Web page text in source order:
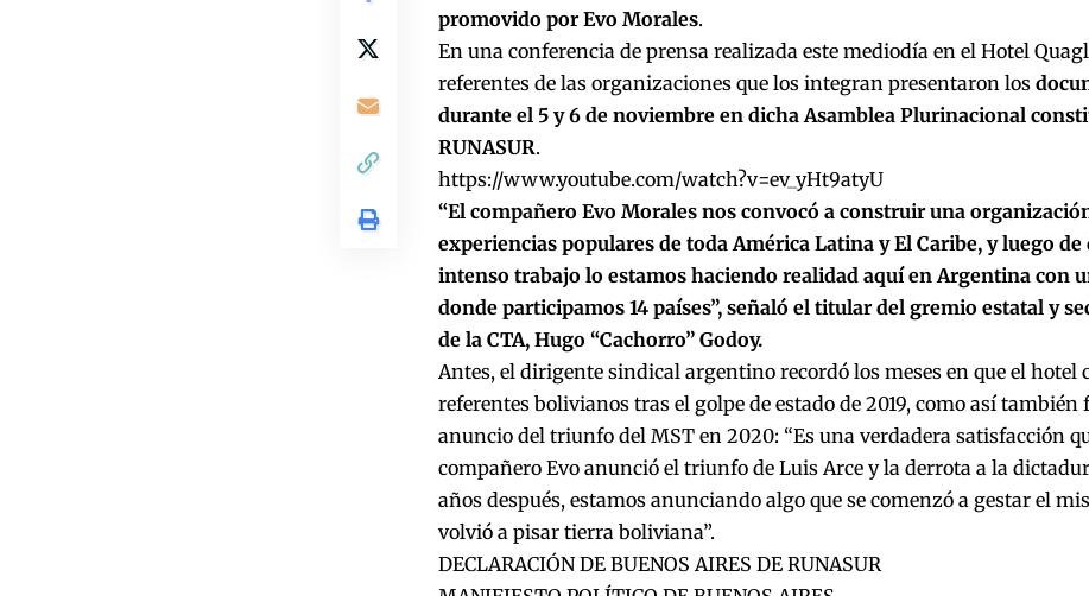
promovido por Evo Morales.
En una conferencia de prensa realizada este mediodía en el Hotel
referentes de las organizaciones que los integran presentaron los
durante el 5 y 6 de noviembre en dicha Asamblea Plurinacional
RUNASUR.
https://www.youtube.com/watch?v=ev_yHt9atyU
“El compañero Evo Morales nos convocó a construir una
experiencias populares de toda América Latina y El Caribe, y luego de
intenso trabajo lo estamos haciendo realidad aquí en Argentina con
donde participamos 14 países”, señaló el titular del gremio estatal y
de la CTA, Hugo “Cachorro” Godoy.
Antes, el dirigente sindical argentino recordó los meses en que el hotel
referentes bolivianos tras el golpe de estado de 2019, como así también
anuncio del triunfo del MST en 2020: “Es una verdadera satisfacción
compañero Evo anunció el triunfo de Luis Arce y la derrota a la
años después, estamos anunciando algo que se comenzó a gestar el
volvió a pisar tierra boliviana”.
DECLARACIÓN DE BUENOS AIRES DE RUNASUR